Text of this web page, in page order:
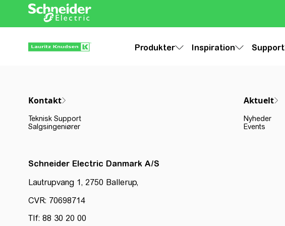
Produkter Inspiration Support
Kontakt
Teknisk Support
Salgsingeniører
Aktuelt
Nyheder
Events
Schneider Electric Danmark A/S
Lautrupvang 1, 2750 Ballerup,
CVR: 70698714
Tlf: 88 30 20 00